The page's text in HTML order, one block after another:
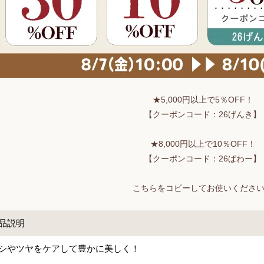
★5,000円以上で5％OFF！
【クーポンコード：26げんき】
★8,000円以上で10％OFF！
【クーポンコード：26ぱわー】
こちらをコピーしてお使いくださ
説明
やツヤをケアして豊かに美しく！